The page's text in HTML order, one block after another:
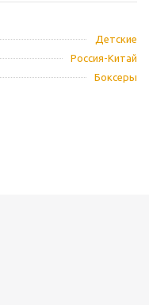
Детские
Россия-Китай
Боксеры